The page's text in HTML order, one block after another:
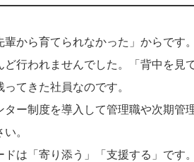
から育てられなかった」からです
行われませんでした。「背中を見
てきた社員なのです。
ー制度を導入して管理職や次期管
。
は「寄り添う」「支援する」です